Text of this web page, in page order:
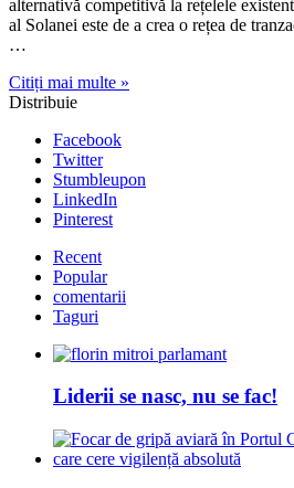
alternativă competitivă la rețelele
al Solanei este de a crea o rețea de
…
Citiți mai multe »
Distribuie
Facebook
Twitter
Stumbleupon
LinkedIn
Pinterest
Recent
Popular
comentarii
Taguri
Liderii se nasc, nu se fac!